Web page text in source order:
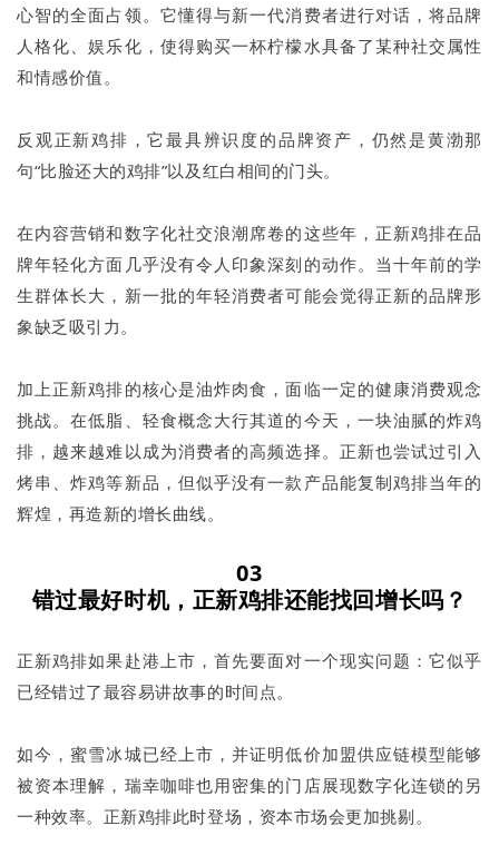
心智的全面占领。它懂得与新一代消费者进行对话，将品牌
人格化、娱乐化，使得购买一杯柠檬水具备了某种社交属性
和情感价值。
反观正新鸡排，它最具辨识度的品牌资产，仍然是黄渤那
句“比脸还大的鸡排”以及红白相间的门头。
在内容营销和数字化社交浪潮席卷的这些年，正新鸡排在品
牌年轻化方面几乎没有令人印象深刻的动作。当十年前的学
生群体长大，新一批的年轻消费者可能会觉得正新的品牌形
象缺乏吸引力。
加上正新鸡排的核心是油炸肉食，面临一定的健康消费观念
挑战。在低脂、轻食概念大行其道的今天，一块油腻的炸鸡
排，越来越难以成为消费者的高频选择。正新也尝试过引入
烤串、炸鸡等新品，但似乎没有一款产品能复制鸡排当年的
辉煌，再造新的增长曲线。
03
错过最好时机，正新鸡排还能找回增长吗？
正新鸡排如果赴港上市，首先要面对一个现实问题：它似乎
已经错过了最容易讲故事的时间点。
如今，蜜雪冰城已经上市，并证明低价加盟供应链模型能够
被资本理解，瑞幸咖啡也用密集的门店展现数字化连锁的另
一种效率。正新鸡排此时登场，资本市场会更加挑剔。